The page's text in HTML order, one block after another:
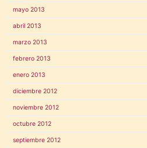
mayo 2013
abril 2013
marzo 2013
febrero 2013
enero 2013
diciembre 2012
noviembre 2012
octubre 2012
septiembre 2012